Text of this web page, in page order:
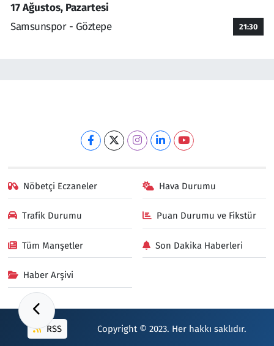
17 Ağustos, Pazartesi
Samsunspor - Göztepe
21:30
Nöbetçi Eczaneler Hava Durumu
Trafik Durumu Puan Durumu ve Fikstür
Tüm Manşetler Son Dakika Haberleri
Haber Arşivi
RSS Copyright © 2023. Her hakkı saklıdır.